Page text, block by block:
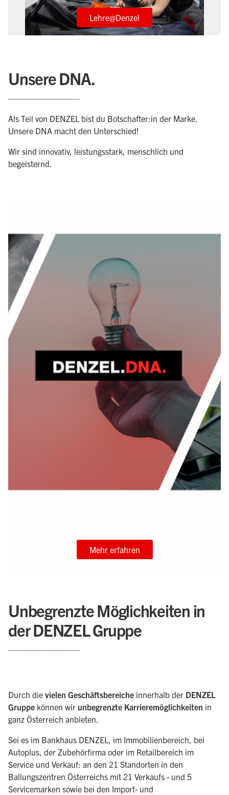
Lehre@Denzel
Unsere DNA.
Als Teil von DENZEL bist du Botschafter:in der Marke.
Unsere DNA macht den Unterschied!
Wir sind innovativ, leistungsstark, menschlich und
begeisternd.
Mehr erfahren
Unbegrenzte Möglichkeiten in
der DENZEL Gruppe
Durch die vielen Geschäftsbereiche innerhalb der DENZEL
Gruppe können wir unbegrenzte Karrieremöglichkeiten in
ganz Österreich anbieten.
Sei es im Bankhaus DENZEL, im Immobilienbereich, bei
Autoplus, der Zubehörfirma oder im Retailbereich im
Service und Verkauf: an den 21 Standorten in den
Ballungszentren Österreichs mit 21 Verkaufs - und 5
Servicemarken sowie bei den Import- und